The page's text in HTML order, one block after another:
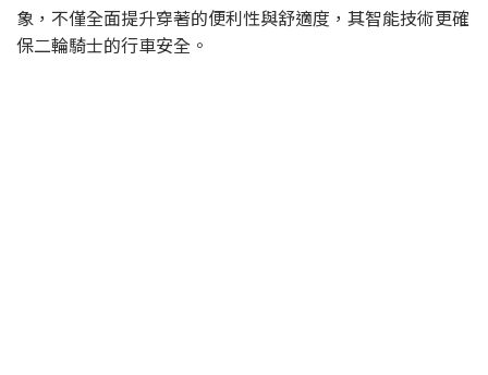
象，不僅全面提升穿著的便利性與舒適度，其智能技術更確
保二輪騎士的行車安全。